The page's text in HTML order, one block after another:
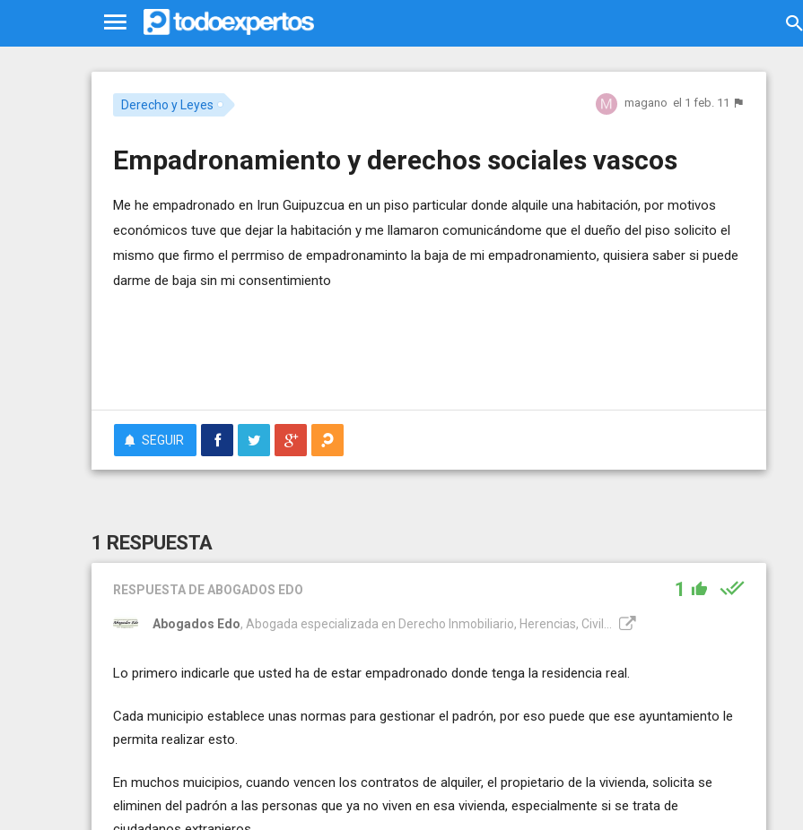
Derecho y Leyes magano el 1 feb. 11
Empadronamiento y derechos sociales vascos
Me he empadronado en Irun Guipuzcua en un piso particular donde alquile una habitación, por motivos
económicos tuve que dejar la habitación y me llamaron comunicándome que el dueño del piso solicito el
mismo que firmo el perrmiso de empadronaminto la baja de mi empadronamiento, quisiera saber si puede
darme de baja sin mi consentimiento
SEGUIR
1 RESPUESTA
RESPUESTA DE ABOGADOS EDO 1
Abogados Edo, Abogada especializada en Derecho Inmobiliario, Herencias, Civil...
Lo primero indicarle que usted ha de estar empadronado donde tenga la residencia real.
Cada municipio establece unas normas para gestionar el padrón, por eso puede que ese ayuntamiento le
permita realizar esto.
En muchos muicipios, cuando vencen los contratos de alquiler, el propietario de la vivienda, solicita se
eliminen del padrón a las personas que ya no viven en esa vivienda, especialmente si se trata de